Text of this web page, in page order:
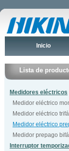
Inicio
Lista de
Medidores eléctricos
Medidor eléctrico
Medidor eléctrico
Medidor eléctrico
Medidor prepago
Interruptor